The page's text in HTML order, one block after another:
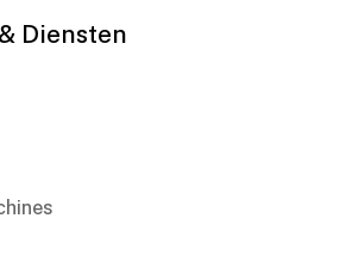
Diensten